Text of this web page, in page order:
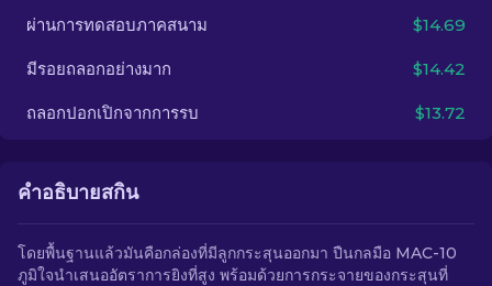
ผ่านการทดสอบภาคสนาม $14.69
มีรอยถลอกอย่างมาก $14.42
ถลอกปอกเปิกจากการรบ $13.72
คำอธิบายสกิน
โดยพื้นฐานแล้วมันคือกล่องที่มีลูกกระสุนออกมา ปืนกลมือ MAC-10
ภูมิใจนำเสนออัตราการยิงที่สูง พร้อมด้วยการกระจายของกระสุนที่